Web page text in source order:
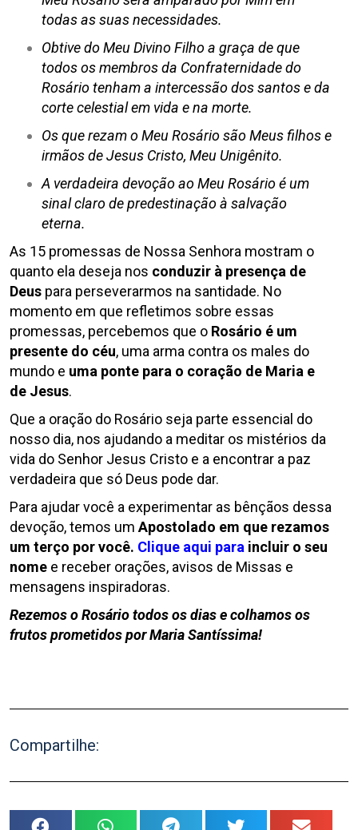
todas as suas necessidades.
Obtive do Meu Divino Filho a graça de que
todos os membros da Confraternidade do
Rosário tenham a intercessão dos santos e da
corte celestial em vida e na morte.
Os que rezam o Meu Rosário são Meus filhos e
irmãos de Jesus Cristo, Meu Unigênito.
A verdadeira devoção ao Meu Rosário é um
sinal claro de predestinação à salvação
eterna.
As 15 promessas de Nossa Senhora mostram o
quanto ela deseja nos conduzir à presença de
Deus para perseverarmos na santidade. No
momento em que refletimos sobre essas
promessas, percebemos que o Rosário é um
presente do céu, uma arma contra os males do
mundo e uma ponte para o coração de Maria e
de Jesus.
Que a oração do Rosário seja parte essencial do
nosso dia, nos ajudando a meditar os mistérios da
vida do Senhor Jesus Cristo e a encontrar a paz
verdadeira que só Deus pode dar.
Para ajudar você a experimentar as bênçãos dessa
devoção, temos um Apostolado em que rezamos
um terço por você. Clique aqui para incluir o seu
nome e receber orações, avisos de Missas e
mensagens inspiradoras.
Rezemos o Rosário todos os dias e colhamos os
frutos prometidos por Maria Santíssima!
Compartilhe: